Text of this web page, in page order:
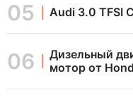
Audi 3.0 TFSI
Дизельный
мотор от